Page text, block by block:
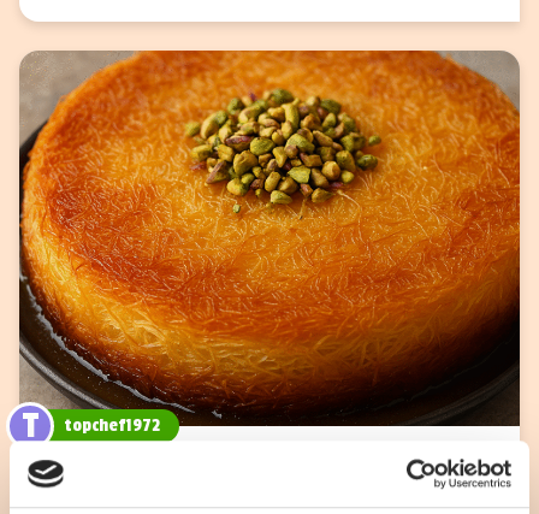
T topchef1972
Knafeh med Mascarpone